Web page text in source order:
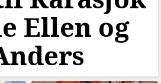
Ellen og